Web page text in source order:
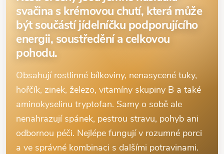
svačina s krémovou chutí, která může
být součástí jídelníčku podporujícího
energii, soustředění a celkovou
pohodu.
Obsahují rostlinné bílkoviny, nenasycené tuky,
hořčík, zinek, železo, vitamíny skupiny B a také
aminokyselinu tryptofan. Samy o sobě ale
nenahrazují spánek, pestrou stravu, pohyb ani
odbornou péči. Nejlépe fungují v rozumné porci
a ve správné kombinaci s dalšími potravinami.